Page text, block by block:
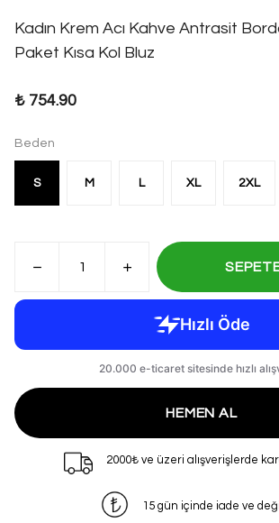
Kadın Krem Acı Kahve Antrasit
Paket Kısa Kol Bluz
₺ 754.90
Beden
S M L XL 2XL
HEMEN AL
2000₺ ve üzeri alışverişlerde
15 gün içinde iade ve